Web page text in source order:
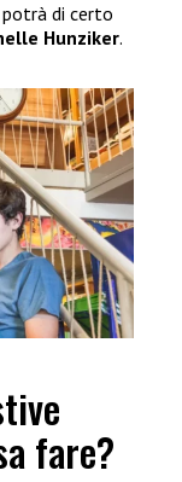
potrà di certo
Hunziker.
fare?